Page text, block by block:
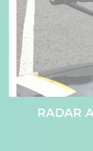
RADAR